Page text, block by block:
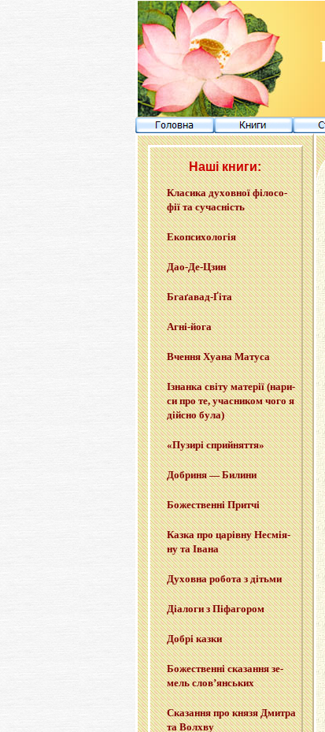
Наші книги:
Кла­си­ка ду­хов­ної фі­ло­со­
фії та су­ча­сність
Еко­пси­хо­ло­гія
Дао-Де-Цзин
Бга­ґа­вад-Ґі­та
Агні-йо­га
Вче­н­ня Хуана Ма­ту­са
Ізнан­ка світу ма­те­рії (на­ри­
си про те, уча­сни­ком чого я
дій­сно була)
«Пу­зи­рі сприйня­т­тя»
До­бри­ня — Би­ли­ни
Бо­же­ствен­ні При­тчі
Казка про ца­рів­ну Не­смі­я­
ну та Івана
Ду­хов­на ро­бо­та з ді­тьми
Діа­ло­ги з Пі­фа­го­ром
Добрі казки
Бо­же­ствен­ні ска­за­н­ня зе­
мель слов’­ян­ських
Ска­за­н­ня про князя Дми­тра
та Вол­хву